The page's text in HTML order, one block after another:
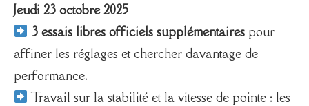
Jeudi 23 octobre 2025
3 essais libres officiels supplémentairespour
affiner les réglages et chercher davantage de
performance.
Travail sur la stabilité et la vitesse de pointe : les